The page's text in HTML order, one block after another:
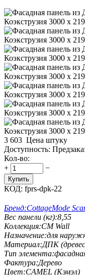
3 603 Цена штуку
Доступность:
Кол-во:
+
−
Купить
КОД: fprs-dpk-22
Бренд:CottageMode
Вес панели (кг):8,55
Коллекция:CM Wall
Назначение:для
Материал:ДПК
Тип элемента:
Фактура:Дерево
Цвет:CAMEL (Кэмэл)